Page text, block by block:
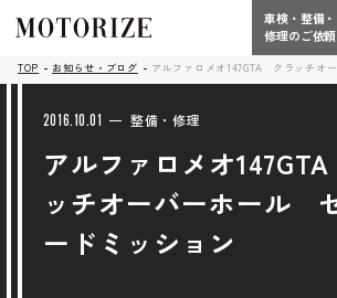
こだわり
輸入車買取査定依頼
Phone
058-247-7733
Contact
車検・整備・
修理のご依頼
TOP お知らせ・ブログ アルファロメオ147GTA クラッチオ
2016.10.01 整備・修理
アルファロメオ
ッチオーバーホール
ードミッション